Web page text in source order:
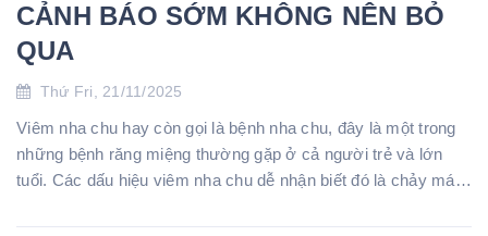
CẢNH BÁO SỚM KHÔNG NÊN BỎ
QUA
Thứ Fri, 21/11/2025
Viêm nha chu hay còn gọi là bệnh nha chu, đây là một trong
những bệnh răng miệng thường gặp ở cả người trẻ và lớn
tuổi. Các dấu hiệu viêm nha chu dễ nhận biết đó là chảy máu